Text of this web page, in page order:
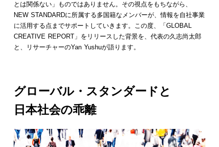
とは関係ない」ものではありません。その視点をもちながら、
NEW STANDARDに所属する多国籍なメンバーが、情報を自社事業
に活用する点までサポートしていきます。この度、「GLOBAL
CREATIVE REPORT」をリリースした背景を、代表の久志尚太郎
と、リサーチャーのYan Yushuが語ります。
グローバル・スタンダードと
日本社会の乖離